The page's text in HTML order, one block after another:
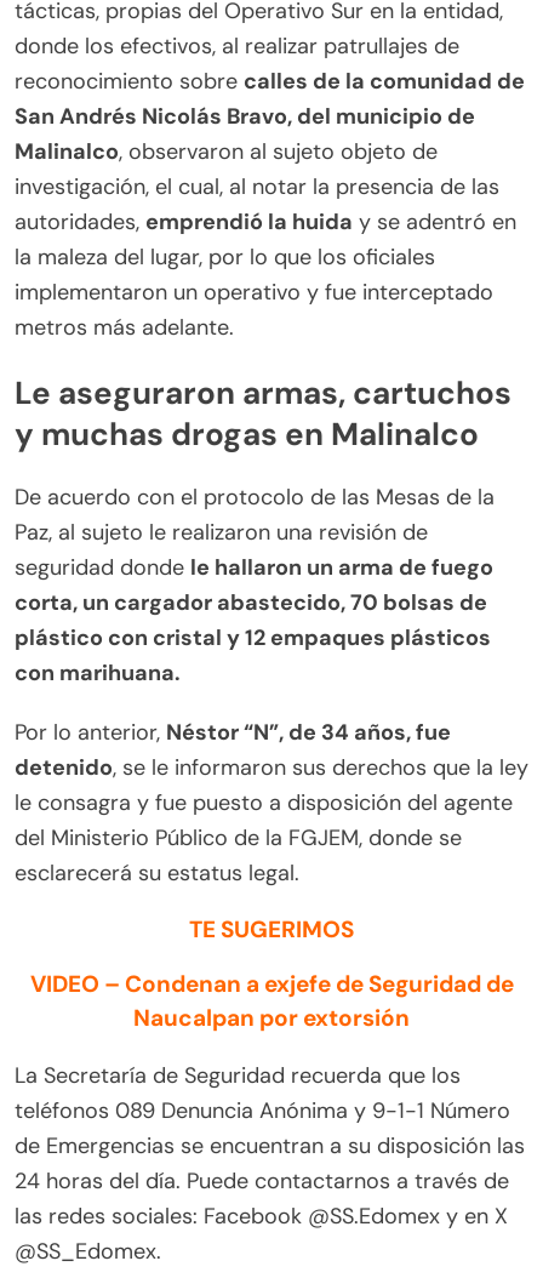
tácticas, propias del Operativo Sur en la entidad,
donde los efectivos, al realizar patrullajes de
reconocimiento sobre calles de la comunidad de
San Andrés Nicolás Bravo, del municipio de
Malinalco, observaron al sujeto objeto de
investigación, el cual, al notar la presencia de las
autoridades, emprendió la huida y se adentró en
la maleza del lugar, por lo que los oficiales
implementaron un operativo y fue interceptado
metros más adelante.
Le aseguraron armas, cartuchos
y muchas drogas en Malinalco
De acuerdo con el protocolo de las Mesas de la
Paz, al sujeto le realizaron una revisión de
seguridad donde le hallaron un arma de fuego
corta, un cargador abastecido, 70 bolsas de
plástico con cristal y 12 empaques plásticos
con marihuana.
Por lo anterior, Néstor “N”, de 34 años, fue
detenido, se le informaron sus derechos que la ley
le consagra y fue puesto a disposición del agente
del Ministerio Público de la FGJEM, donde se
esclarecerá su estatus legal.
TE SUGERIMOS
VIDEO – Condenan a exjefe de Seguridad de
Naucalpan por extorsión
La Secretaría de Seguridad recuerda que los
teléfonos 089 Denuncia Anónima y 9-1-1 Número
de Emergencias se encuentran a su disposición las
24 horas del día. Puede contactarnos a través de
las redes sociales: Facebook @SS.Edomex y en X
@SS_Edomex.